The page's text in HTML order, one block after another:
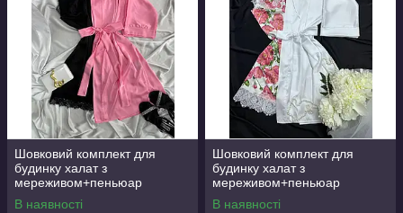
Шовковий комплект для
будинку халат з
мереживом+пеньюар
атлас,шовк
В наявності
Шовковий комплект для
будинку халат з
мереживом+пеньюар
атлас,шовк
В наявності